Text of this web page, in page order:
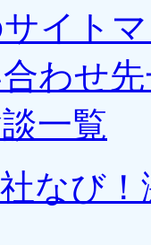
イト
わせ
一覧
なび